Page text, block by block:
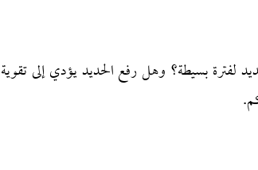
لفترة بسيطة؟ وهل رفع الحديد يؤدي إلى تقوية